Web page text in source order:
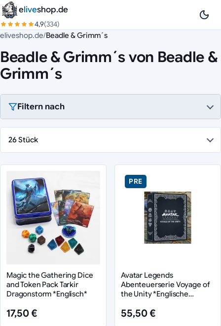
Zum Inhalt springen
eliveshop.de
4,9(334)
eliveshop.de/Beadle & Grimm´s
Beadle & Grimm´s von Beadle &
Grimm´s
Filtern nach
26 Stück
Magic the Gathering Dice
and Token Pack Tarkir
Dragonstorm *Englisch*
17,50 €
PRE
Avatar Legends
Abenteuerserie Voyage of
the Unity *Englische
55,50 €